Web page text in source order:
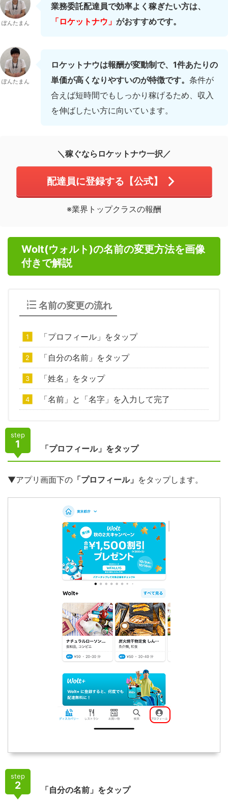
ぽんたまん
業務委託配達員で効率よく稼ぎたい方は、
「ロケットナウ」 がおすすめです。
ぽんたまん
ロケットナウは報酬が変動制で、1件あたりの
単価が高くなりやすいのが特徴です。 条件が
合えば短時間でもしっかり稼げるため、収入
を伸ばしたい方に向いています。
＼稼ぐならロケットナウ一択／
配達員に登録する【公式】
※業界トップクラスの報酬
Wolt(ウォルト)の名前の変更方法を画像
付きで解説
名前の変更の流れ
「プロフィール」をタップ
「自分の名前」をタップ
「姓名」をタップ
「名前」と「名字」を入力して完了
step
1 「プロフィール」をタップ
▼アプリ画面下の 「プロフィール」 をタップします。
step
2 「自分の名前」をタップ